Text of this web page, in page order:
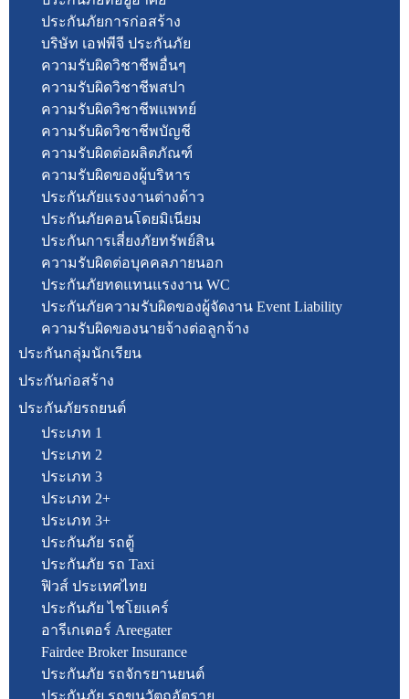
ประกันภัยการก่อสร้าง
บริษัท เอฟพีจี ประกันภัย
ความรับผิดวิชาชีพอื่นๆ
ความรับผิดวิชาชีพสปา
ความรับผิดวิชาชีพแพทย์
ความรับผิดวิชาชีพบัญชี
ความรับผิดต่อผลิตภัณฑ์
ความรับผิดของผู้บริหาร
ประกันภัยแรงงานต่างด้าว
ประกันภัยคอนโดยมิเนียม
ประกันการเสี่ยงภัยทรัพย์สิน
ความรับผิดต่อบุคคลภายนอก
ประกันภัยทดแทนแรงงาน WC
ประกันภัยความรับผิดของผู้จัดงาน Event Liability
ความรับผิดของนายจ้างต่อลูกจ้าง
ประกันกลุ่มนักเรียน
ประกันก่อสร้าง
ประกันภัยรถยนต์
ประเภท 1
ประเภท 2
ประเภท 3
ประเภท 2+
ประเภท 3+
ประกันภัย รถตู้
ประกันภัย รถ Taxi
ฟิวส์ ประเทศไทย
ประกันภัย ไชโยแคร์
อารีเกเตอร์ Areegater
Fairdee Broker Insurance
ประกันภัย รถจักรยานยนต์